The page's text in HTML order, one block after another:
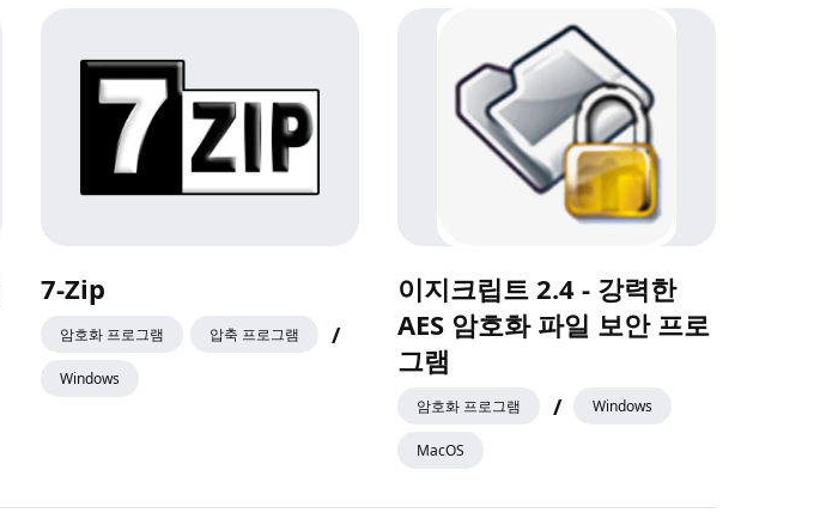
7-Zip
암호화 프로그램 압축 프로그램 /
Windows
이지크립트 2.4 - 강력한
AES 암호화 파일 보안 프로
그램
암호화 프로그램 / Windows
MacOS